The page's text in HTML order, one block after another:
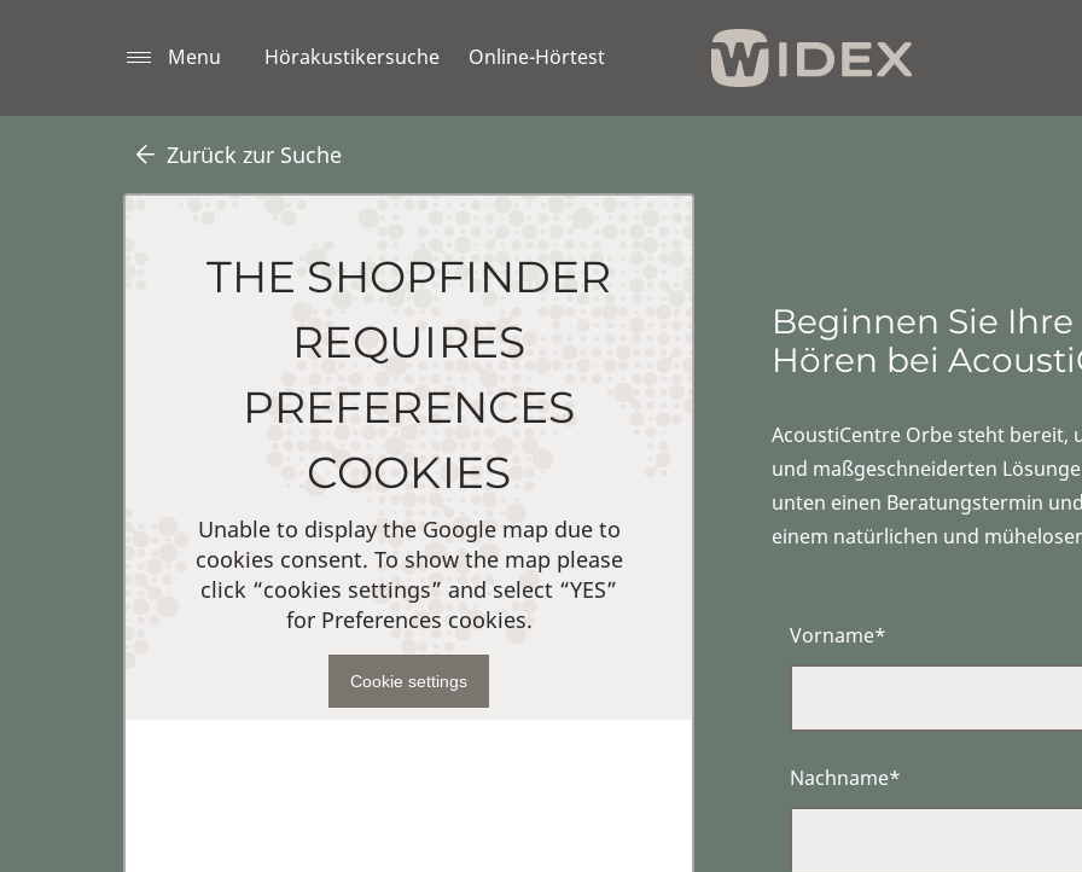
Menu Hörakustikersuche Online-Hörtest
Zurück zur Suche
THE SHOPFINDER
REQUIRES
PREFERENCES
COOKIES
Unable to display the Google map due to
cookies consent. To show the map please
click “cookies settings” and select “YES”
for Preferences cookies.
Cookie settings
Beginnen Sie
Hören bei
AcoustiCentre Orbe steht bereit,
und maßgeschneiderten
unten einen Beratungstermin
einem natürlichen und
Vorname*
Nachname*